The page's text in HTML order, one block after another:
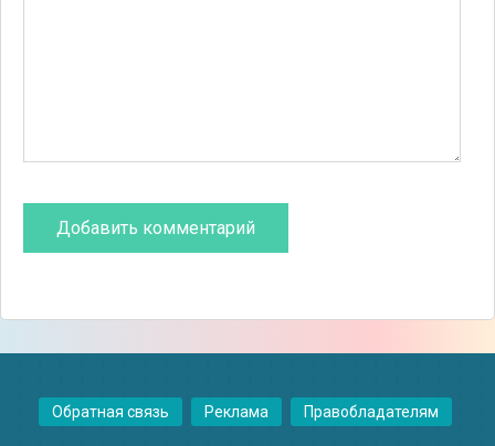
Обратная связь Реклама Правобладателям